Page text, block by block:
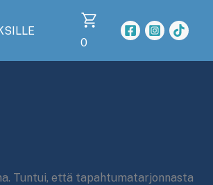
0
Tuntui, että tapahtumatarjonnasta